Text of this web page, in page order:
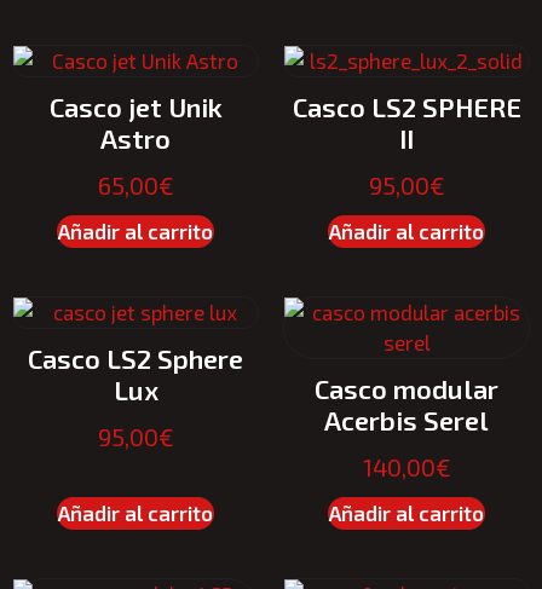
Casco jet Unik
Astro
65,00€
Añadir al carrito
Casco LS2 SPHERE
II
95,00€
Añadir al carrito
Casco LS2 Sphere
Lux
95,00€
Añadir al carrito
Casco modular
Acerbis Serel
140,00€
Añadir al carrito